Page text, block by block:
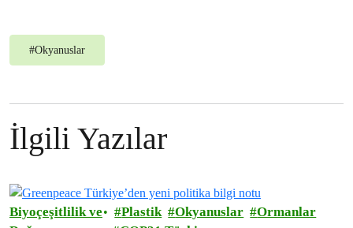
#Okyanuslar
İlgili Yazılar
Biyoçeşitlilik ve
Plastik Okyanuslar
Ormanlar